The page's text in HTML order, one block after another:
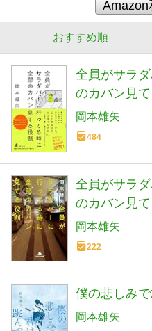
おすすめ順
全員がサラ
のカバン見
岡本雄矢
484
全員がサラ
のカバン見
1)
岡本雄矢
222
僕の悲しみ
岡本雄矢